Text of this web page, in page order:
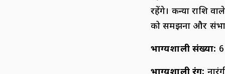
रहेंगे। कन्या राशि
को समझना और
भाग्यशाली संख्या: 6